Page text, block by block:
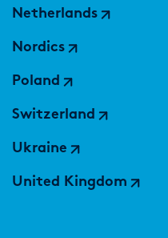
Netherlands
Nordics
Poland
Switzerland
Ukraine
United Kingdom